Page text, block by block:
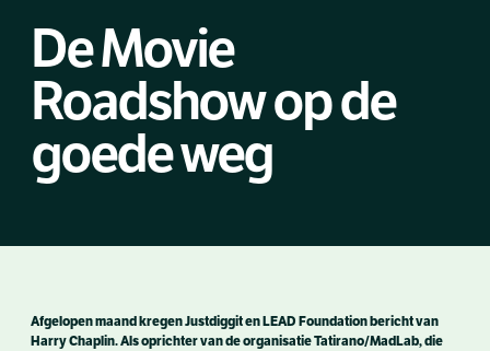
De Movie
Roadshow op de
goede weg
Afgelopen maand kregen Justdiggit en LEAD Foundation bericht van
Harry Chaplin. Als oprichter van de organisatie Tatirano/MadLab, die